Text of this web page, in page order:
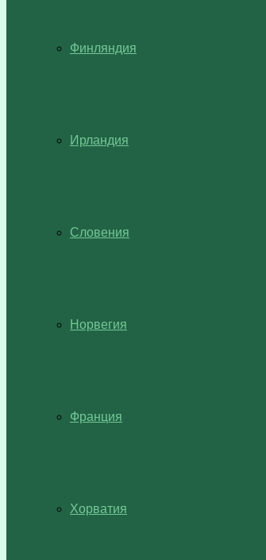
Финляндия
Ирландия
Словения
Норвегия
Франция
Хорватия